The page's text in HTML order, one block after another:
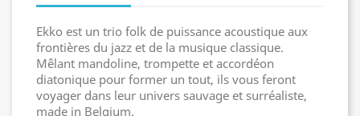
Ekko est un trio folk de puissance acoustique aux
frontières du jazz et de la musique classique.
Mêlant mandoline, trompette et accordéon
diatonique pour former un tout, ils vous feront
voyager dans leur univers sauvage et surréaliste,
made in Belgium.